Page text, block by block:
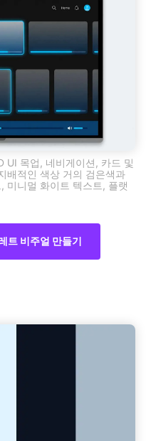
UI 목업, 네비게이션, 카드 및
배적인 색상 거의 검은색과
미니멀 화이트 텍스트, 플랫
트 비주얼 만들기